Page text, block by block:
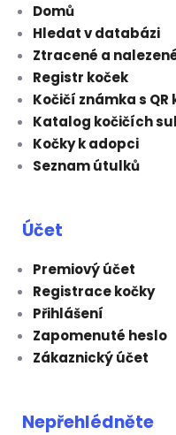
Domů
Hledat v databázi
Ztracené a
Registr koček
Kočičí známka s QR
Katalog kočičích
Kočky k adopci
Seznam útulků
Účet
Premiový účet
Registrace kočky
Přihlášení
Zapomenuté heslo
Zákaznický účet
Nepřehlédněte